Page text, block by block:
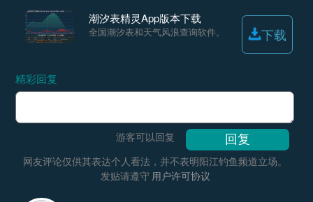
潮汐表精灵App版本下载
全国潮汐表和天气风浪查询软件。 下载
精彩回复
游客可以回复
网友评论仅供其表达个人看法，并不表明阳江钓鱼频道立场。
发贴请遵守 用户许可协议